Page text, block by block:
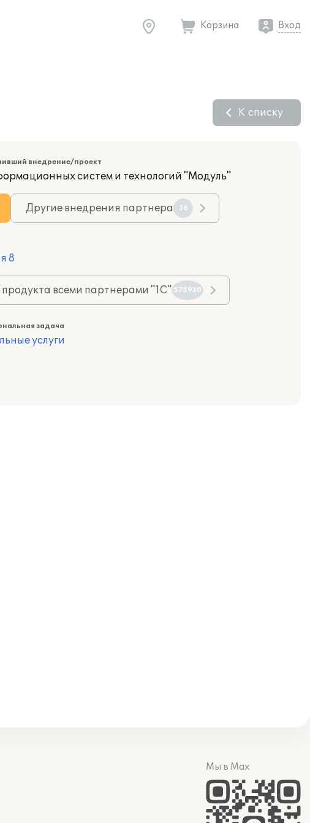
Корзина Вход
К списку
внедрение/проект
систем и технологий "Модуль"
Другие внедрения партнера 36
8
всеми партнерами "1С" 575930
задача
услуги
Мы в Max